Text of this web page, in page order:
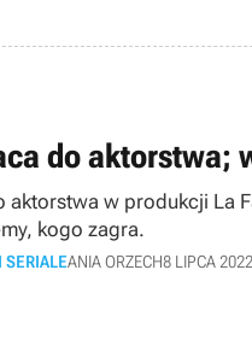
do aktorstwa;
w produkcji La
kogo zagra.
SERIALEANIA ORZECH8 LIPCA 2022